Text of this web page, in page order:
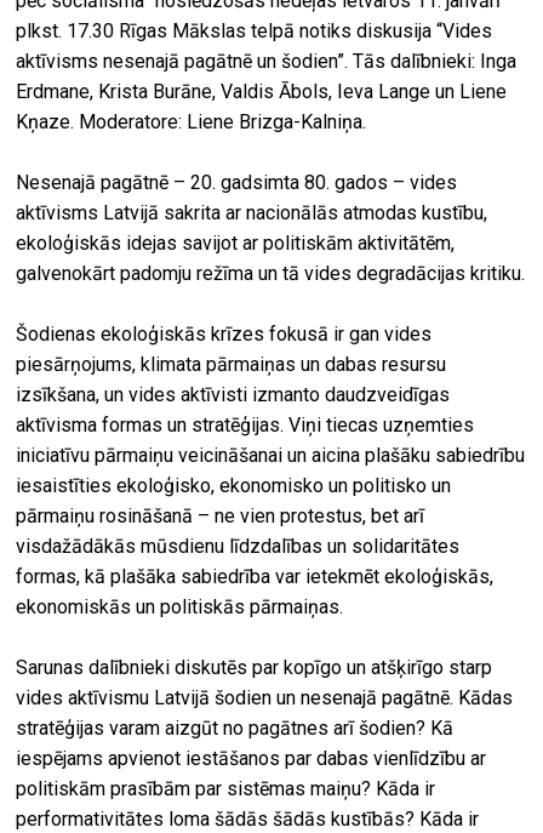
plkst. 17.30 Rīgas Mākslas telpā notiks diskusija “Vides
aktīvisms nesenajā pagātnē un šodien”. Tās dalībnieki: Inga
Erdmane, Krista Burāne, Valdis Ābols, Ieva Lange un Liene
Kņaze. Moderatore: Liene Brizga-Kalniņa.
Nesenajā pagātnē – 20. gadsimta 80. gados – vides
aktīvisms Latvijā sakrita ar nacionālās atmodas kustību,
ekoloģiskās idejas savijot ar politiskām aktivitātēm,
galvenokārt padomju režīma un tā vides degradācijas kritiku.
Šodienas ekoloģiskās krīzes fokusā ir gan vides
piesārņojums, klimata pārmaiņas un dabas resursu
izsīkšana, un vides aktīvisti izmanto daudzveidīgas
aktīvisma formas un stratēģijas. Viņi tiecas uzņemties
iniciatīvu pārmaiņu veicināšanai un aicina plašāku sabiedrību
iesaistīties ekoloģisko, ekonomisko un politisko un
pārmaiņu rosināšanā – ne vien protestus, bet arī
visdažādākās mūsdienu līdzdalības un solidaritātes
formas, kā plašāka sabiedrība var ietekmēt ekoloģiskās,
ekonomiskās un politiskās pārmaiņas.
Sarunas dalībnieki diskutēs par kopīgo un atšķirīgo starp
vides aktīvismu Latvijā šodien un nesenajā pagātnē. Kādas
stratēģijas varam aizgūt no pagātnes arī šodien? Kā
iespējams apvienot iestāšanos par dabas vienlīdzību ar
politiskām prasībām par sistēmas maiņu? Kāda ir
performativitātes loma šādās šādās kustībās? Kāda ir